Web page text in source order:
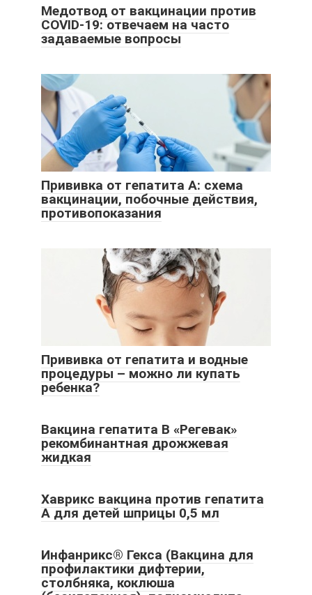
Медотвод от вакцинации против
COVID-19: отвечаем на часто
задаваемые вопросы
Прививка от гепатита A: схема
вакцинации, побочные действия,
противопоказания
Прививка от гепатита и водные
процедуры – можно ли купать
ребенка?
Вакцина гепатита В «Регевак»
рекомбинантная дрожжевая
жидкая
Хаврикс вакцина против гепатита
А для детей шприцы 0,5 мл
Инфанрикс® Гекса (Вакцина для
профилактики дифтерии,
столбняка, коклюша